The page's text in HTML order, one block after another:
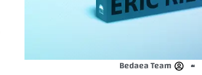
Bedaea Team